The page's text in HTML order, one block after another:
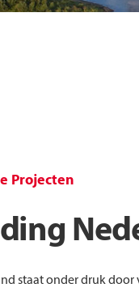
Projecten
staat onder druk